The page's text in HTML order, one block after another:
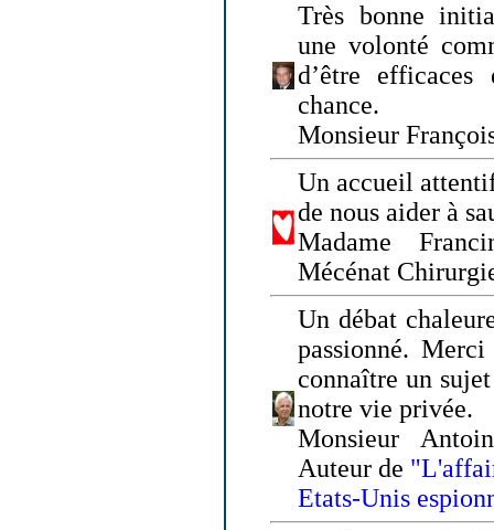
Très bonne
une volonté
d’être
chance.
Monsieur
Un accueil
de nous aider à
Madame
Mécénat
Un débat
passionné.
connaître un
notre vie privée.
Monsieur
Auteur de
Etats-Unis